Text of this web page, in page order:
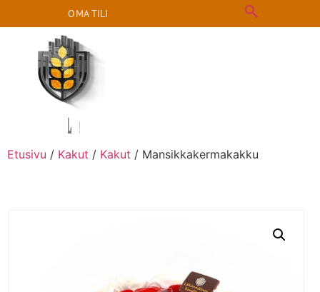
OMA TILI
L e
Etusivu / Kakut / Kakut / Mansikkakermakakku